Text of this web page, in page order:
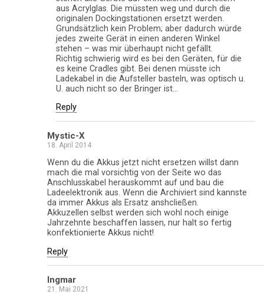
aus Acrylglas. Die müssten weg und durch die
originalen Dockingstationen ersetzt werden.
Grundsätzlich kein Problem; aber dadurch würde
jedes zweite Gerät in einen anderen Winkel
stehen – was mir überhaupt nicht gefällt.
Richtig schwierig wird es bei den Geräten, für die
es keine Cradles gibt. Bei denen müsste ich
Ladekabel in die Aufsteller basteln, was optisch u.
U. auch nicht so der Bringer ist…
Reply
Mystic-X
18. April 2014
Wenn du die Akkus jetzt nicht ersetzen willst dann
mach die mal vorsichtig von der Seite wo das
Anschlusskabel herauskommt auf und bau die
Ladeelektronik aus. Wenn die Archiviert sind kannste
da immer Akkus als Ersatz anshcließen.
Akkuzellen selbst werden sich wohl noch einige
Jahrzehnte beschaffen lassen, nur halt so fertig
konfektionierte Akkus nicht!
Reply
Ingmar
21. Mai 2021